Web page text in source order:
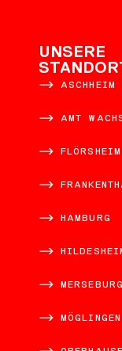
UNSERE
ASCHHEIM
AMT
FLÖRSHEIM
HAMBURG
MERSEBURG
MÖGLINGEN